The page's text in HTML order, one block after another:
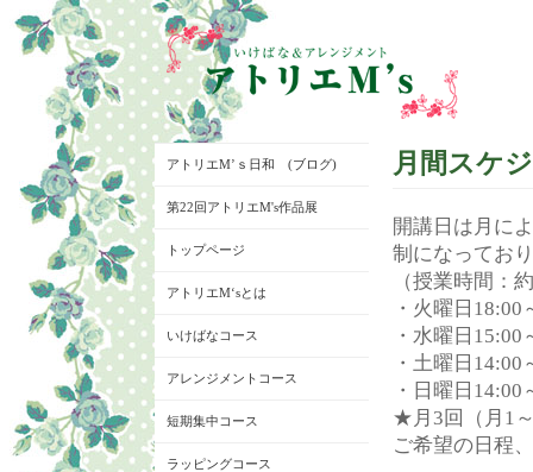
月間スケ
開講日は月に
制になってお
（授業時間：
・火曜日18:00
・水曜日15:00
・土曜日14:00
・日曜日14:00
★月3回（月1
ご希望の日程
アトリエM’ｓ日和 (ブログ)
第22回アトリエM's作品展
トップページ
アトリエM‘sとは
いけばなコース
アレンジメントコース
短期集中コース
ラッピングコース